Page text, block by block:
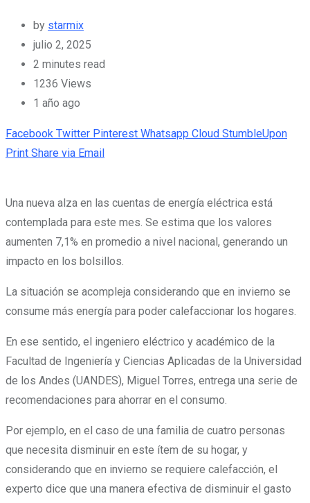
by starmix
julio 2, 2025
2 minutes read
1236 Views
1 año ago
Facebook Twitter Pinterest Whatsapp Cloud StumbleUpon
Print Share via Email
Una nueva alza en las cuentas de energía eléctrica está
contemplada para este mes. Se estima que los valores
aumenten 7,1% en promedio a nivel nacional, generando un
impacto en los bolsillos.
La situación se acompleja considerando que en invierno se
consume más energía para poder calefaccionar los hogares.
En ese sentido, el ingeniero eléctrico y académico de la
Facultad de Ingeniería y Ciencias Aplicadas de la Universidad
de los Andes (UANDES), Miguel Torres, entrega una serie de
recomendaciones para ahorrar en el consumo.
Por ejemplo, en el caso de una familia de cuatro personas
que necesita disminuir en este ítem de su hogar, y
considerando que en invierno se requiere calefacción, el
experto dice que una manera efectiva de disminuir el gasto